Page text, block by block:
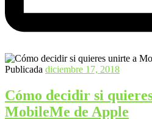
Publicada diciembre 17, 2018
Cómo decidir si
MobileMe de Apple